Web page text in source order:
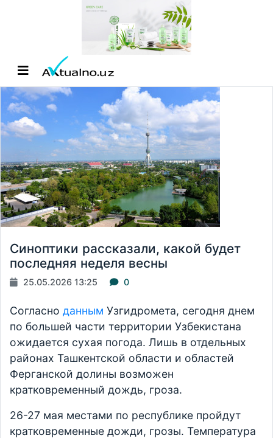
Синоптики рассказали, какой будет
последняя неделя весны
25.05.2026 13:25 0
Согласно данным Узгидромета, сегодня днем
по большей части территории Узбекистана
ожидается сухая погода. Лишь в отдельных
районах Ташкентской области и областей
Ферганской долины возможен
кратковременный дождь, гроза.
26-27 мая местами по республике пройдут
кратковременные дожди, грозы. Температура